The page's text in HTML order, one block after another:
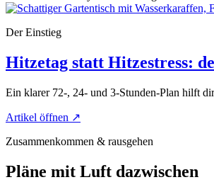
Der Einstieg
Hitzetag statt Hitzestress:
Ein klarer 72-, 24- und 3-Stunden-Plan hilft
Artikel öffnen ↗
Zusammenkommen & rausgehen
Pläne mit Luft dazwischen